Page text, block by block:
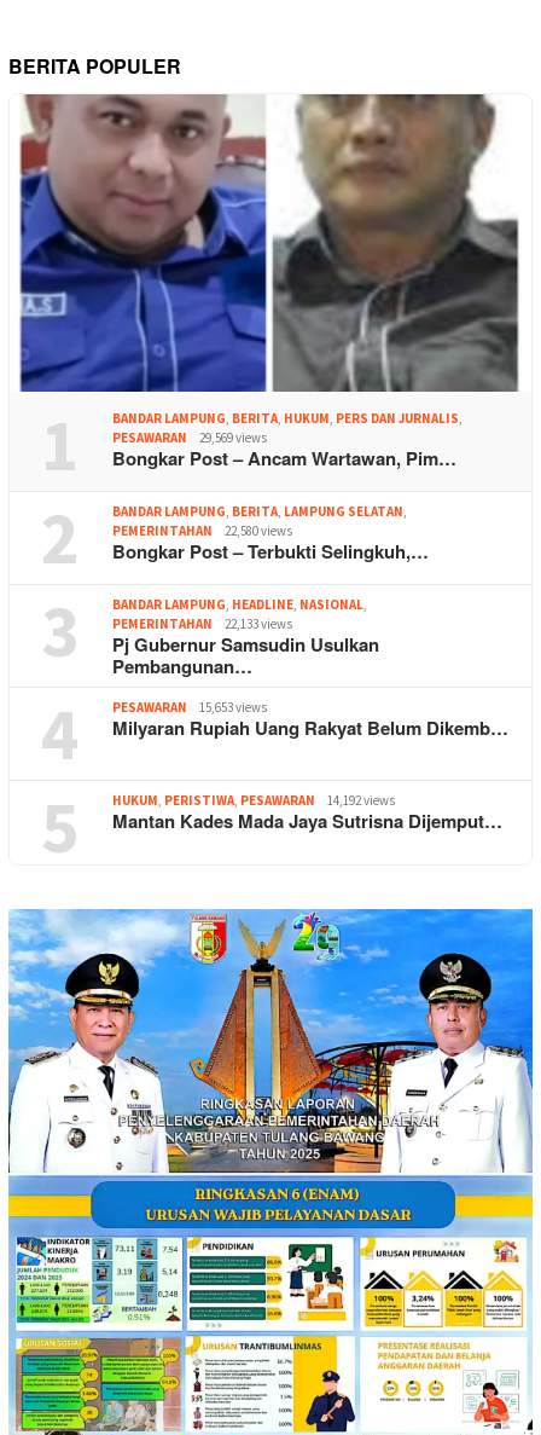
BERITA POPULER
1 BANDAR LAMPUNG, BERITA, HUKUM, PERS DAN JURNALIS,
PESAWARAN
29,569 views
Bongkar Post – Ancam Wartawan, Pim…
2 BANDAR LAMPUNG, BERITA, LAMPUNG SELATAN,
PEMERINTAHAN
22,580 views
Bongkar Post – Terbukti Selingkuh,…
3 BANDAR LAMPUNG, HEADLINE, NASIONAL,
PEMERINTAHAN
22,133 views
Pj Gubernur Samsudin Usulkan
Pembangunan…
4 PESAWARAN 15,653 views
Milyaran Rupiah Uang Rakyat Belum Dikemb…
5 HUKUM, PERISTIWA, PESAWARAN 14,192 views
Mantan Kades Mada Jaya Sutrisna Dijemput…